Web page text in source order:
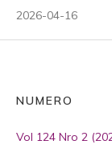
2026-04-16
NUMERO
Vol 124 Nro 2